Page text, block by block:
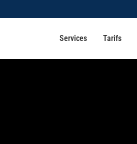
Services Tarifs